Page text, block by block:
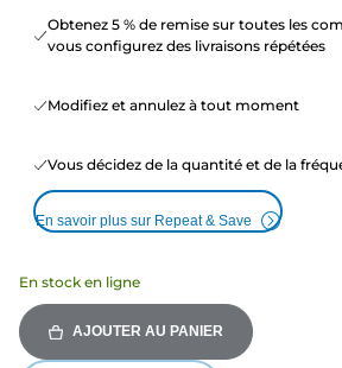
Obtenez 5 % de remise sur toutes les
vous configurez des livraisons répétées
Modifiez et annulez à tout moment
Vous décidez de la quantité et de la
En savoir plus sur Repeat & Save
En stock en ligne
AJOUTER AU PANIER